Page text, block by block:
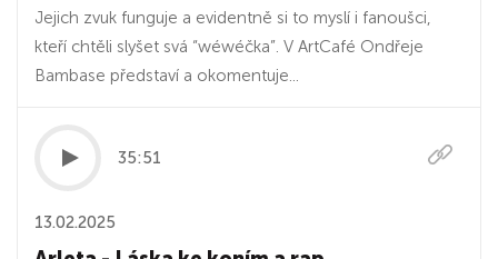
Jejich zvuk funguje a evidentně si to myslí i fanoušci,
kteří chtěli slyšet svá “wéwéčka”. V ArtCafé Ondřeje
Bambase představí a okomentuje...
35:51
13.02.2025